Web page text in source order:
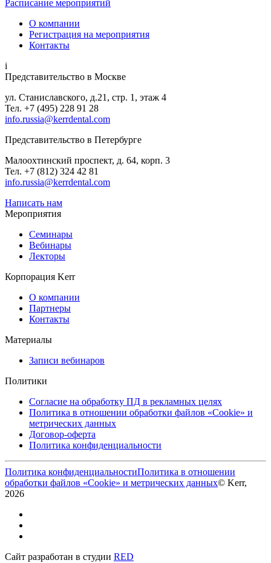
Расписание мероприятий
О компании
Регистрация на мероприятия
Контакты
i
Представительство в Москве
ул. Станиславского, д.21, стр. 1, этаж 4
Тел. +7 (495) 228 91 28
info.russia@kerrdental.com
Представительство в Петербурге
Малоохтинский проспект, д. 64, корп. 3
Тел. +7 (812) 324 42 81
info.russia@kerrdental.com
Написать нам
Мероприятия
Семинары
Вебинары
Лекторы
Корпорация Kerr
О компании
Партнеры
Контакты
Материалы
Записи вебинаров
Политики
Согласие на обработку ПД в рекламных целях
Политика в отношении обработки файлов «Cookie» и
метрических данных
Договор-оферта
Политика конфиденциальности
Политика конфиденциальностиПолитика в отношении
обработки файлов «Cookie» и метрических данных© Kerr,
2026
Сайт разработан в студии RED